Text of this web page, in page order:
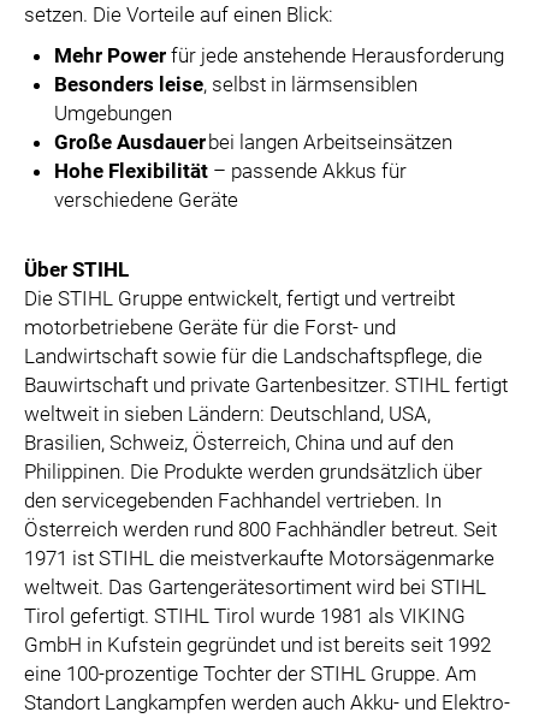
setzen. Die Vorteile auf einen Blick:
Mehr Power für jede anstehende Herausforderung
Besonders leise, selbst in lärmsensiblen
Umgebungen
Große Ausdauer bei langen Arbeitseinsätzen
Hohe Flexibilität – passende Akkus für
verschiedene Geräte
Über STIHL
Die STIHL Gruppe entwickelt, fertigt und vertreibt
motorbetriebene Geräte für die Forst- und
Landwirtschaft sowie für die Landschaftspflege, die
Bauwirtschaft und private Gartenbesitzer. STIHL fertigt
weltweit in sieben Ländern: Deutschland, USA,
Brasilien, Schweiz, Österreich, China und auf den
Philippinen. Die Produkte werden grundsätzlich über
den servicegebenden Fachhandel vertrieben. In
Österreich werden rund 800 Fachhändler betreut. Seit
1971 ist STIHL die meistverkaufte Motorsägenmarke
weltweit. Das Gartengerätesortiment wird bei STIHL
Tirol gefertigt. STIHL Tirol wurde 1981 als VIKING
GmbH in Kufstein gegründet und ist bereits seit 1992
eine 100-prozentige Tochter der STIHL Gruppe. Am
Standort Langkampfen werden auch Akku- und Elektro-